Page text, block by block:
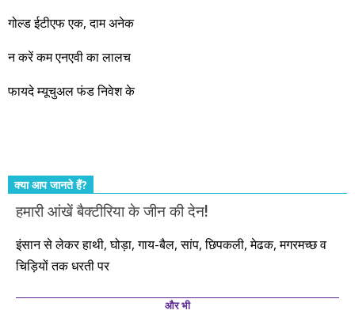
आएंगे। दूसरे आपको बस उल्लू बनाएंगे। केवल हम ही हैं जो पूरी ईमानदारी
और सत्यनिष्ठा से आपके लिए निवेश के हर रविवार को शानदार मौके लेकर
कर्महीन नर पावत नाहीं। आपके हिस्से का कुछ कर्म हम कर दे रहे हैं। बाकी
गोल्ड ईटीएफ एक, दाम अनेक
न करें कम एनएवी का लालच
फायदे म्यूचुअल फंड निवेश के
क्या आप जानते हैं?
हमारी आंखें बैक्टीरिया के जीन की देन!
इंसान से लेकर हाथी, घोड़ा, गाय-बैल, सांप, छिपकली, मेढक, मगरमच्छ व
चिड़ियों तक धरती पर
और भी